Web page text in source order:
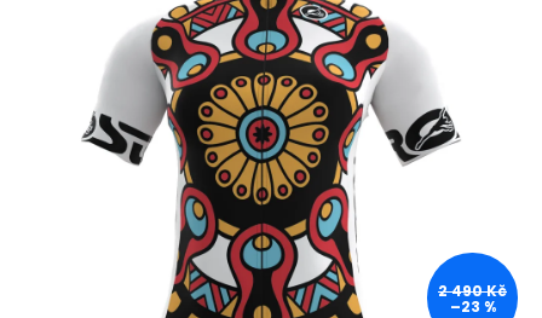
2 490 Kč
–23 %